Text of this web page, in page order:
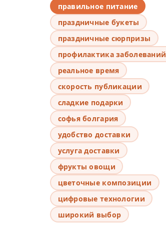
правильное питание
праздничные букеты
праздничные сюрпризы
профилактика заболеваний
реальное время
скорость публикации
сладкие подарки
софья болгария
удобство доставки
услуга доставки
фрукты овощи
цветочные композиции
цифровые технологии
широкий выбор